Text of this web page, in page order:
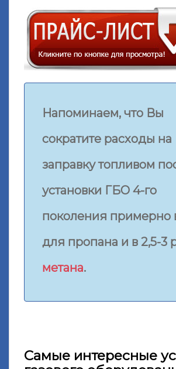
Напоминаем, что Вы
сократите расходы на
заправку топливом
установки ГБО 4-го
поколения примерно
для пропана и в 2,5-3
метана.
Самые интересные